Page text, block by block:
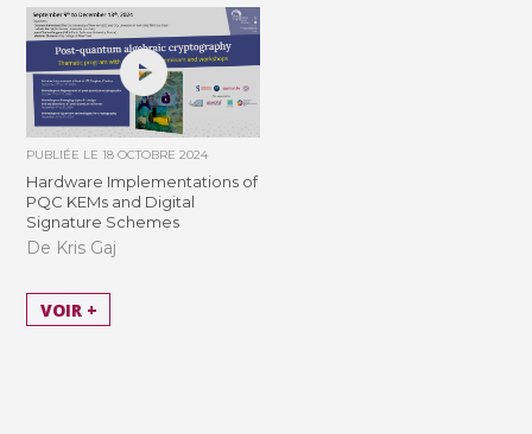
PUBLIÉE LE18 OCTOBRE 2024
Hardware Implementations of
PQC KEMs and Digital
Signature Schemes
De Kris Gaj
VOIR +